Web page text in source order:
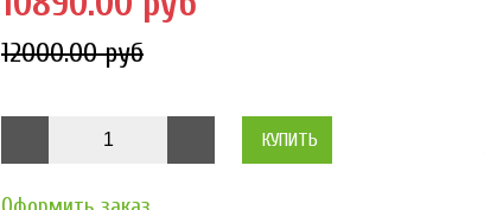
12000.00 руб
КУПИТЬ